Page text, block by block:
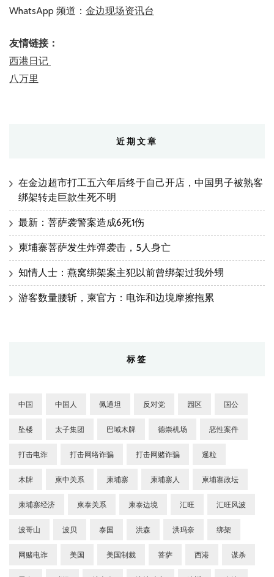
WhatsApp 频道： 金边现场资讯台
友情链接：
西港日记
八万里
近期文章
在金边超市打工五六年后终于自己开店，中国男子被熟客
绑架转走巨款生死不明
最新：菩萨袭警案造成6死1伤
柬埔寨菩萨发生炸弹袭击，5人身亡
知情人士：燕窝绑架案主犯以前曾绑架过我外甥
游客数量腰斩，柬官方：电诈和边境摩擦拖累
标签
中国 中国人 佩通坦 反对党 园区 国公
坠楼 太子集团 巴域木牌 德崇机场 恶性案件
打击电诈 打击网络诈骗 打击网赌诈骗 暹粒
木牌 柬中关系 柬埔寨 柬埔寨人 柬埔寨政坛
柬埔寨经济 柬泰关系 柬泰边境 汇旺 汇旺风波
波哥山 波贝 泰国 洪森 洪玛奈 绑架
网赌电诈 美国 美国制裁 菩萨 西港 谋杀